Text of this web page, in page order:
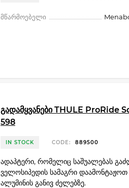
მწარმოებელი
გადამყვანები THULE ProRide
598
IN STOCK CODE: 889500
ადაპტერი, რომელიც საშუალებას
ველოსიპედის სამაგრი
ალუმინის განივ ძელებზე.